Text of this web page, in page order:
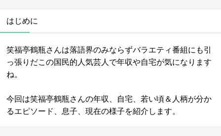
はじめに
笑福亭鶴瓶さんは落語界のみならずバラエティ番組にも引
っ張りだこの国民的人気芸人で年収や自宅が気になります
ね。
今回は笑福亭鶴瓶さんの年収、自宅、若い頃＆人柄が分か
るエピソード、息子、現在の様子を紹介します。